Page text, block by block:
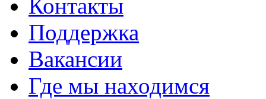
Контакты
Поддержка
Вакансии
Где мы находимся